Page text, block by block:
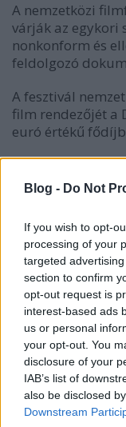
Blog - Do Not
If you wish to opt-
processing of your
targeted
section to confirm
opt-out request is
interest-based ads
us or personal
your opt-out. You
disclosure of your
IAB’s list of
also be disclosed
Downstream
A nemzetközi
várják az egykori
nonkonform és
feldolgozó
A fesztivál
film rendezőjét a
euró értékű
A zsűri által
decembere
Budapesten,
keretében és a
A fesztivál a
különösen az
a
ifjúsági
(rockerek,
kísérleti